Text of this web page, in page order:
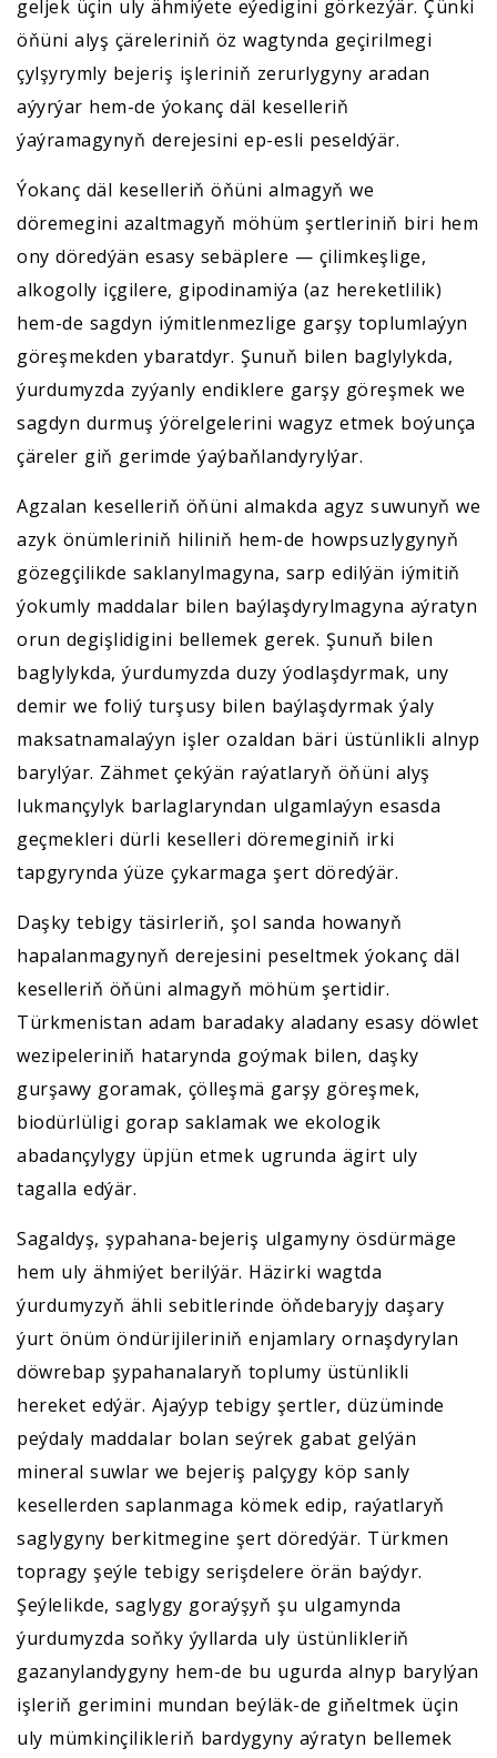
geljek üçin uly ähmiýete eýedigini görkezýär. Çünki
öňüni alyş çäreleriniň öz wagtynda geçirilmegi
çylşyrymly bejeriş işleriniň zerurlygyny aradan
aýyrýar hem-de ýokanç däl keselleriň
ýaýramagynyň derejesini ep-esli peseldýär.
Ýokanç däl keselleriň öňüni almagyň we
döremegini azaltmagyň möhüm şertleriniň biri hem
ony döredýän esasy sebäplere — çilimkeşlige,
alkogolly içgilere, gipodinamiýa (az hereketlilik)
hem-de sagdyn iýmitlenmezlige garşy toplumlaýyn
göreşmekden ybaratdyr. Şunuň bilen baglylykda,
ýurdumyzda zyýanly endiklere garşy göreşmek we
sagdyn durmuş ýörelgelerini wagyz etmek boýunça
çäreler giň gerimde ýaýbaňlandyrylýar.
Agzalan keselleriň öňüni almakda agyz suwunyň we
azyk önümleriniň hiliniň hem-de howpsuzlygynyň
gözegçilikde saklanylmagyna, sarp edilýän iýmitiň
ýokumly maddalar bilen baýlaşdyrylmagyna aýratyn
orun degişlidigini bellemek gerek. Şunuň bilen
baglylykda, ýurdumyzda duzy ýodlaşdyrmak, uny
demir we foliý turşusy bilen baýlaşdyrmak ýaly
maksatnamalaýyn işler ozaldan bäri üstünlikli alnyp
barylýar. Zähmet çekýän raýatlaryň öňüni alyş
lukmançylyk barlaglaryndan ulgamlaýyn esasda
geçmekleri dürli keselleri döremeginiň irki
tapgyrynda ýüze çykarmaga şert döredýär.
Daşky tebigy täsirleriň, şol sanda howanyň
hapalanmagynyň derejesini peseltmek ýokanç däl
keselleriň öňüni almagyň möhüm şertidir.
Türkmenistan adam baradaky aladany esasy döwlet
wezipeleriniň hatarynda goýmak bilen, daşky
gurşawy goramak, çölleşmä garşy göreşmek,
biodürlüligi gorap saklamak we ekologik
abadançylygy üpjün etmek ugrunda ägirt uly
tagalla edýär.
Sagaldyş, şypahana-bejeriş ulgamyny ösdürmäge
hem uly ähmiýet berilýär. Häzirki wagtda
ýurdumyzyň ähli sebitlerinde öňdebaryjy daşary
ýurt önüm öndürijileriniň enjamlary ornaşdyrylan
döwrebap şypahanalaryň toplumy üstünlikli
hereket edýär. Ajaýyp tebigy şertler, düzüminde
peýdaly maddalar bolan seýrek gabat gelýän
mineral suwlar we bejeriş palçygy köp sanly
kesellerden saplanmaga kömek edip, raýatlaryň
saglygyny berkitmegine şert döredýär. Türkmen
topragy şeýle tebigy serişdelere örän baýdyr.
Şeýlelikde, saglygy goraýşyň şu ulgamynda
ýurdumyzda soňky ýyllarda uly üstünlikleriň
gazanylandygyny hem-de bu ugurda alnyp barylýan
işleriň gerimini mundan beýläk-de giňeltmek üçin
uly mümkinçilikleriň bardygyny aýratyn bellemek